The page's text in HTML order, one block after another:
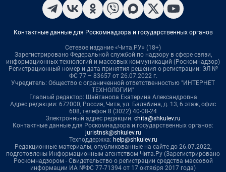
Контактные данные для Роскомнадзора и государственных органов
Сетевое издание «Чита.РУ» (18+)
Зарегистрировано Федеральной службой по надзору в сфере связи,
информационных технологий и массовых коммуникаций (Роскомнадзор)
Регистрационный номер и дата принятия решения о регистрации: ЭЛ №
ФС 77 – 83657 от 26.07.2022 г.
Учредитель: Общество с ограниченной ответственностью "ИНТЕРНЕТ
ТЕХНОЛОГИИ"
Главный редактор: Шайтанова Екатерина Александровна
Адрес редакции: 672000, Россия, Чита, ул. Балябина, д. 13, 6 этаж, офис
608, телефон 8 (3022) 40-08-24
Электронный адрес редакции: chita@shkulev.ru
Контактные данные для Роскомнадзора и государственных органов:
juristnsk@shkulev.ru
Техподдержка: help@shkulev.ru
Редакционные материалы, опубликованные на сайте до 26.07.2022,
подготовлены Информационным агентством Чита.Ру (Зарегистрировано
Роскомнадзором - Свидетельство о регистрации средства массовой
информации ИА №ФС 77-71394 от 17 октября 2017 года)